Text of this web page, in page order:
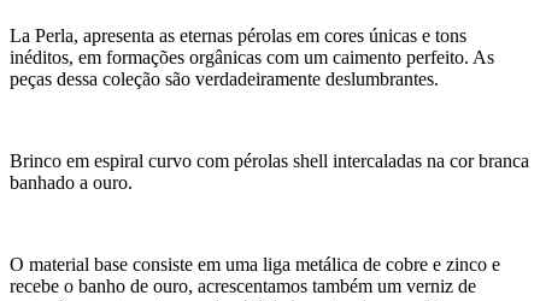
La Perla, apresenta as eternas pérolas em cores únicas e tons
inéditos, em formações orgânicas com um caimento perfeito. As
peças dessa coleção são verdadeiramente deslumbrantes.
Brinco em espiral curvo com pérolas shell intercaladas na cor branca
banhado a ouro.
O material base consiste em uma liga metálica de cobre e zinco e
recebe o banho de ouro, acrescentamos também um verniz de